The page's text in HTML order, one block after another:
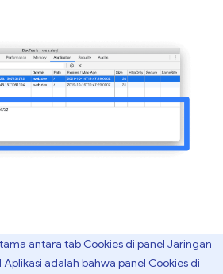
antara tab Cookies di panel Jaringan
adalah bahwa panel Cookies di